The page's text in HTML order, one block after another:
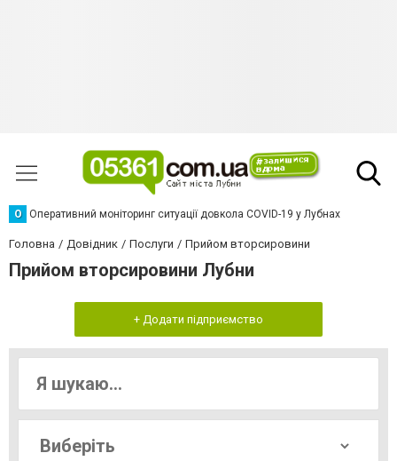
О Оперативний моніторинг ситуації довкола COVID-19 у Лубнах
Головна Довідник Послуги Прийом вторсировини
Прийом вторсировини Лубни
+ Додати підприємство